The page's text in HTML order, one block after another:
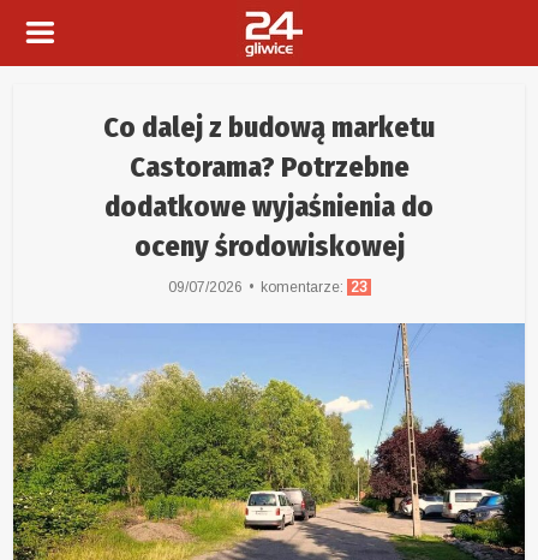
Co dalej z budową marketu
Castorama? Potrzebne
dodatkowe wyjaśnienia do
oceny środowiskowej
09/07/2026 komentarze: 23